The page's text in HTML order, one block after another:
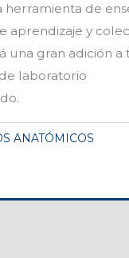
herramienta de
aprendizaje y
una gran adición a
laboratorio
ANATÓMICOS